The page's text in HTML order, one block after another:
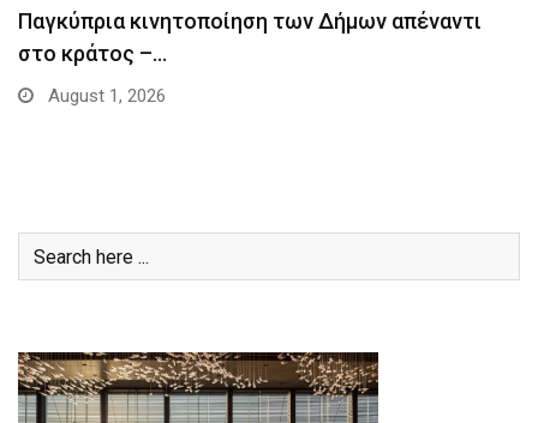
Παγκύπρια κινητοποίηση των Δήμων απέναντι
στο κράτος –…
August 1, 2026